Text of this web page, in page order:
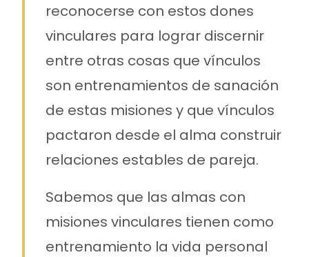
reconocerse con estos dones
vinculares para lograr discernir
entre otras cosas que vínculos
son entrenamientos de sanación
de estas misiones y que vínculos
pactaron desde el alma construir
relaciones estables de pareja.
Sabemos que las almas con
misiones vinculares tienen como
entrenamiento la vida personal